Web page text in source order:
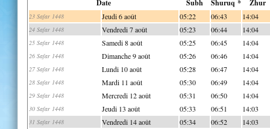
Date Subh Shuruq * Zhur
23 Safar 1448 Jeudi 6 août 05:22 06:43 14:04
24 Safar 1448 Vendredi 7 août 05:23 06:44 14:04
25 Safar 1448 Samedi 8 août 05:25 06:45 14:04
26 Safar 1448 Dimanche 9 août 05:26 06:46 14:04
27 Safar 1448 Lundi 10 août 05:28 06:47 14:04
28 Safar 1448 Mardi 11 août 05:30 06:49 14:04
29 Safar 1448 Mercredi 12 août 05:31 06:50 14:04
30 Safar 1448 Jeudi 13 août 05:33 06:51 14:03
31 Safar 1448 Vendredi 14 août 05:34 06:52 14:03